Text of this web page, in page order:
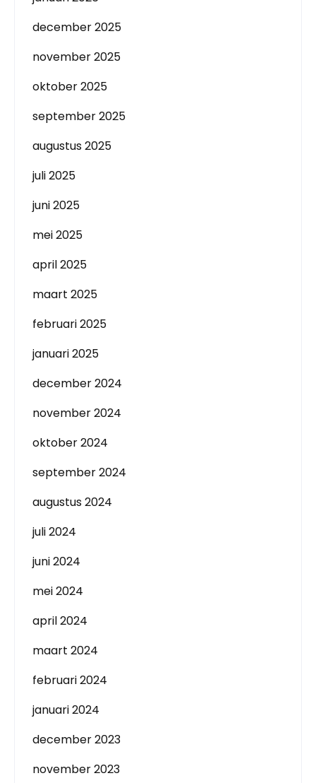
december 2025
november 2025
oktober 2025
september 2025
augustus 2025
juli 2025
juni 2025
mei 2025
april 2025
maart 2025
februari 2025
januari 2025
december 2024
november 2024
oktober 2024
september 2024
augustus 2024
juli 2024
juni 2024
mei 2024
april 2024
maart 2024
februari 2024
januari 2024
december 2023
november 2023